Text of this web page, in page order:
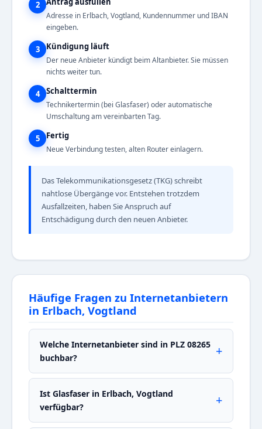
2
Adresse in Erlbach, Vogtland, Kundennummer und IBAN
eingeben.
3 Kündigung läuft
Der neue Anbieter kündigt beim Altanbieter. Sie müssen
nichts weiter tun.
4 Schalttermin
Technikertermin (bei Glasfaser) oder automatische
Umschaltung am vereinbarten Tag.
5 Fertig
Neue Verbindung testen, alten Router einlagern.
Das Telekommunikationsgesetz (TKG) schreibt
nahtlose Übergänge vor. Entstehen trotzdem
Ausfallzeiten, haben Sie Anspruch auf
Entschädigung durch den neuen Anbieter.
Häufige Fragen zu Internetanbietern
in Erlbach, Vogtland
Welche Internetanbieter sind in PLZ 08265
buchbar?
Ist Glasfaser in Erlbach, Vogtland
verfügbar?